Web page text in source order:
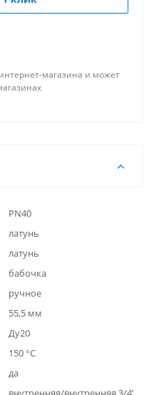
магазина и может
PN40
латунь
латунь
бабочка
ручное
55,5 мм
Ду20
150 °C
да